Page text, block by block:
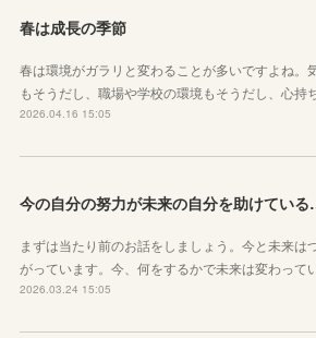
春は成長の季節
春は環境がガラリと変わることが多いですよね。
もそうだし、職場や学校の環境もそうだし、心持
2026.04.16 15:05
今の自分の努力
まずは当たり前のお話をしましょう。今と未来は
がっています。今、何をするかで未来は変わって
2026.03.24 15:05